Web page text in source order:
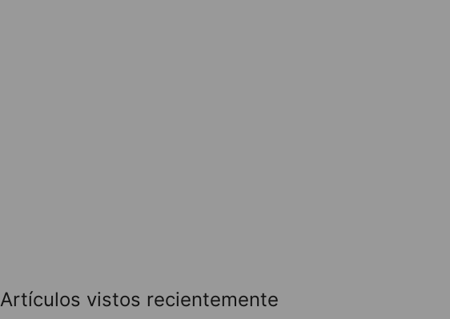
Artículos vistos recientemente